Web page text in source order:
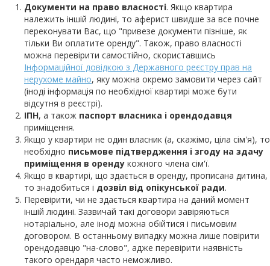
Документи на право власності. Якщо квартира
належить іншій людині, то аферист швидше за все почне
переконувати Вас, що "привезе документи пізніше, як
тільки Ви оплатите оренду". Також, право власності
можна перевірити самостійно, скориставшись
Інформаційної довідкою з Державного реєстру прав на
нерухоме майно, яку можна окремо замовити через сайт
(іноді інформація по необхідної квартирі може бути
відсутня в реєстрі).
ІПН, а також паспорт власника і орендодавця
приміщення.
Якщо у квартири не один власник (а, скажімо, ціла сім'я), то
необхідно письмове підтвердження і згоду на здачу
приміщення в оренду кожного члена сім'ї.
Якщо в квартирі, що здається в оренду, прописана дитина,
то знадобиться і дозвіл від опікунської ради.
Перевірити, чи не здається квартира на даний момент
іншій людині. Зазвичай такі договори завіряються
нотаріально, але іноді можна обійтися і письмовим
договором. В останньому випадку можна лише повірити
орендодавцю "на-слово", адже перевірити наявність
такого орендаря часто неможливо.